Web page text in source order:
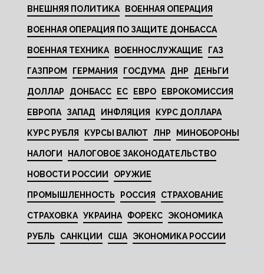
ВНЕШНЯЯ ПОЛИТИКА ВОЕННАЯ ОПЕРАЦИЯ
ВОЕННАЯ ОПЕРАЦИЯ ПО ЗАЩИТЕ ДОНБАССА
ВОЕННАЯ ТЕХНИКА ВОЕННОСЛУЖАЩИЕ ГАЗ
ГАЗПРОМ ГЕРМАНИЯ ГОСДУМА ДНР ДЕНЬГИ
ДОЛЛАР ДОНБАСС ЕС ЕВРО ЕВРОКОМИССИЯ
ЕВРОПА ЗАПАД ИНФЛЯЦИЯ КУРС ДОЛЛАРА
КУРС РУБЛЯ КУРСЫ ВАЛЮТ ЛНР МИНОБОРОНЫ
НАЛОГИ НАЛОГОВОЕ ЗАКОНОДАТЕЛЬСТВО
НОВОСТИ РОССИИ ОРУЖИЕ
ПРОМЫШЛЕННОСТЬ РОССИЯ СТРАХОВАНИЕ
СТРАХОВКА УКРАИНА ФОРЕКС ЭКОНОМИКА
РУБЛЬ САНКЦИИ США ЭКОНОМИКА РОССИИ